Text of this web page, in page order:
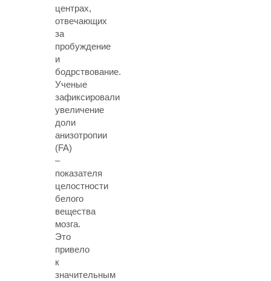
центрах,
отвечающих
за
пробуждение
и
бодрствование.
Ученые
зафиксировали
увеличение
доли
анизотропии
(FA)
–
показателя
целостности
белого
вещества
мозга.
Это
привело
к
значительным